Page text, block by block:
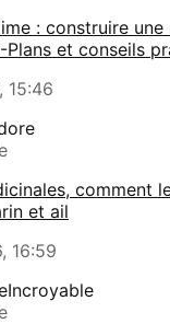
: construire une
Plans et conseils
15:46
comment
et ail
16:59
Incroyable